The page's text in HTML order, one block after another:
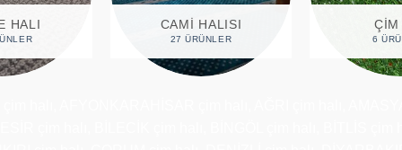
ÇIM ÇIT
ÜRÜNLER
ÇIM HALI
14 ÜRÜNLER